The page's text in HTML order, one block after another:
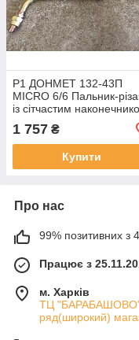
Р1 ДОНМЕТ 132-43П
MICRO 6/6 Пальник-
із сітчастим
для паяння та
наконечником для
кисневого різання
1 757 ₴
Купити
Про нас
99% позитивних з
Працює з
м. Харків
ТЦ "БАРАБАШОВО"
ряд(широкий)